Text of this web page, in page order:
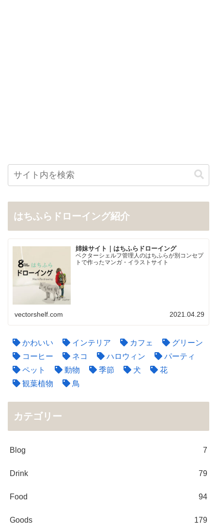
はちふらドローイング紹介
姉妹サイト｜はちふらドローイング
ベクターシェルフ管理人のはちふらが別コンセプ
トで作ったマンガ・イラストサイト
vectorshelf.com 2021.04.29
かわいい インテリア カフェ
グリーン
コーヒー
ネコ ハロウィン
パーティ
ペット
動物 季節 犬
花
観葉植物
鳥
カテゴリー
Blog 7
Drink 79
Food 94
Goods 179